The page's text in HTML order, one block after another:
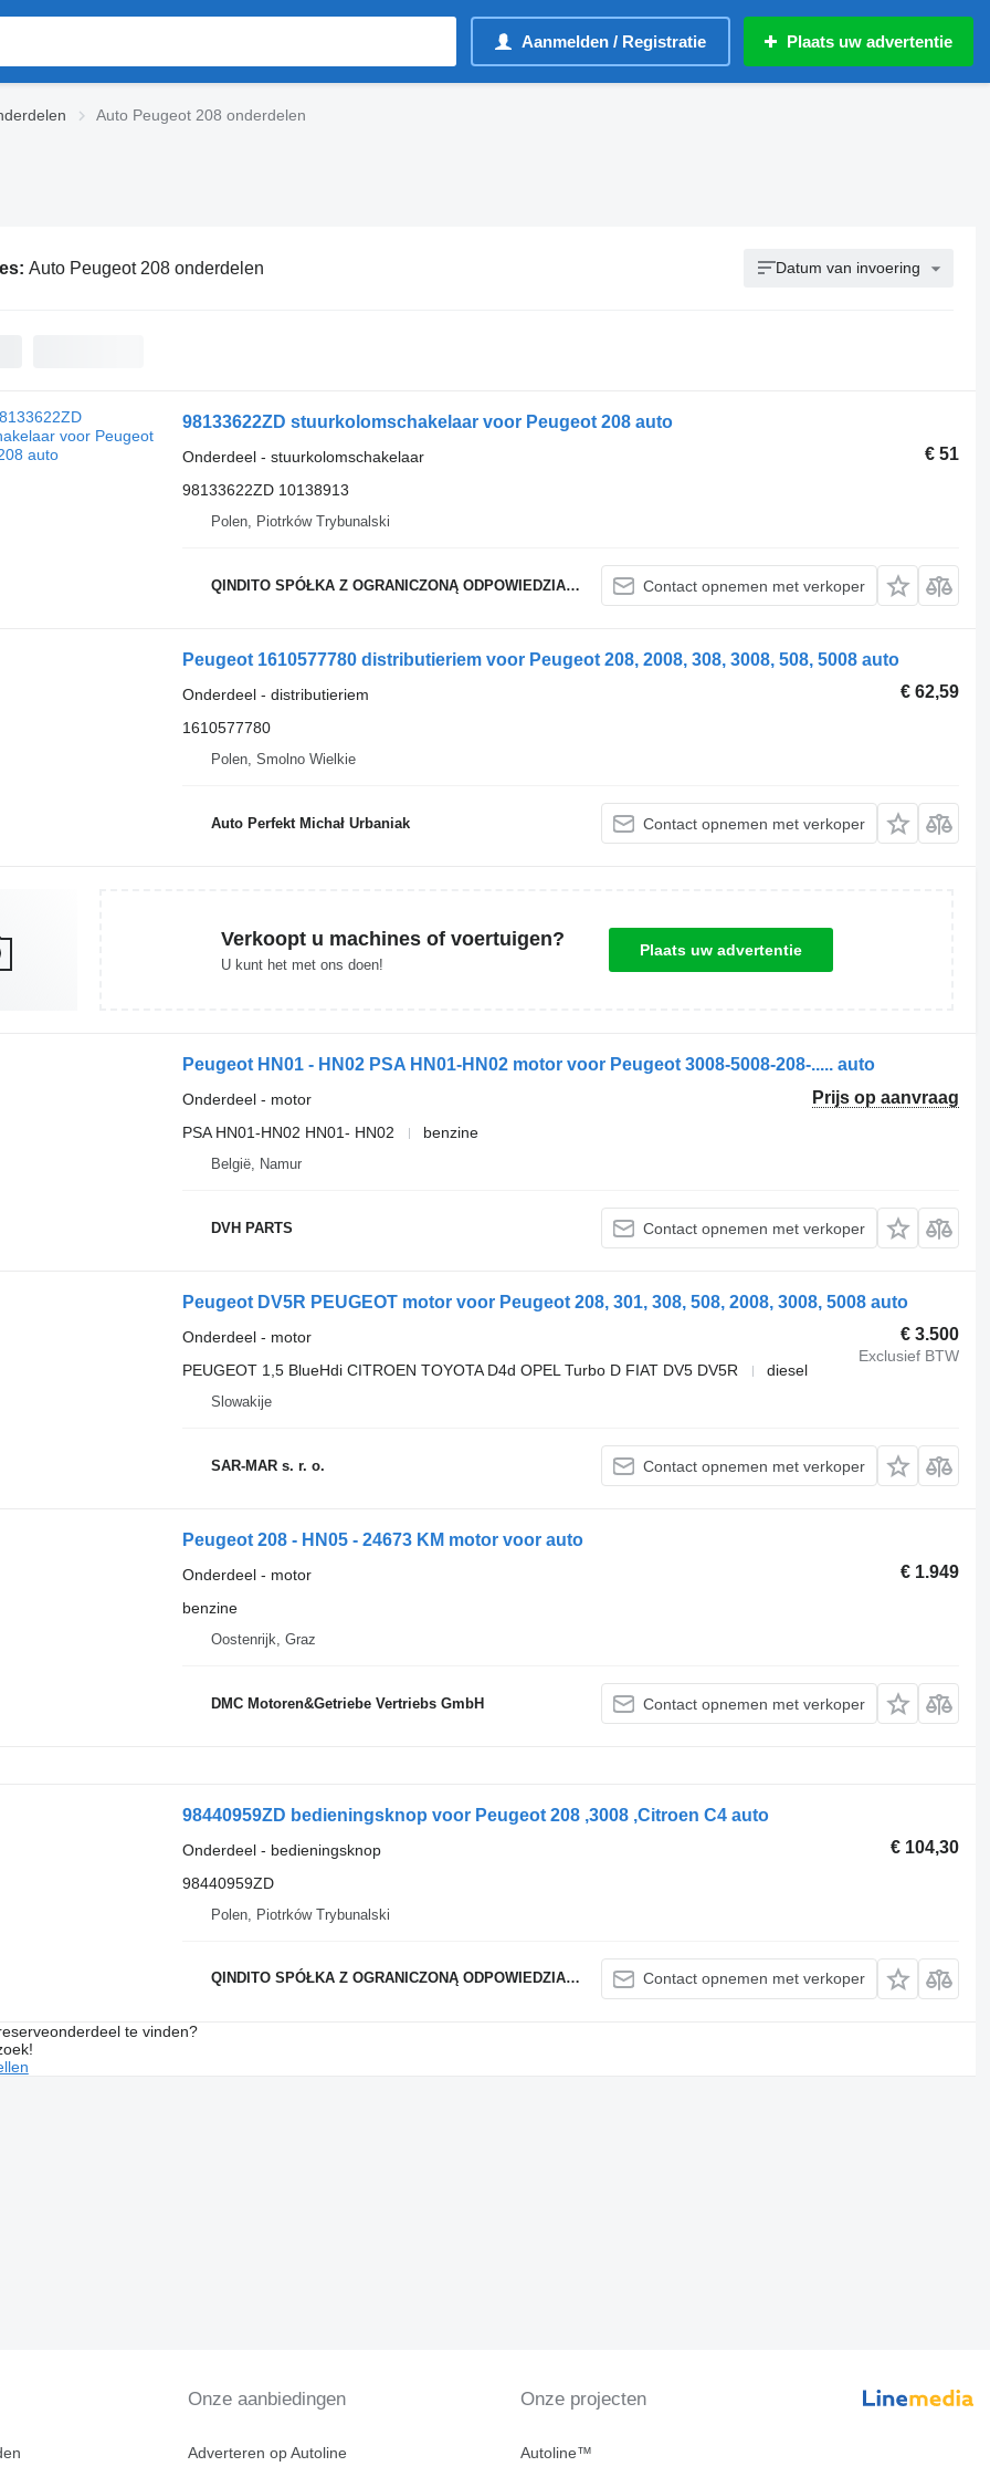
Aanmelden / Registratie Plaats uw advertentie
Auto Peugeot 208 onderdelen
Auto Peugeot 208 onderdelen Datum van invoering
98133622ZD stuurkolomschakelaar voor Peugeot 208 auto
€ 51
Onderdeel - stuurkolomschakelaar
98133622ZD 10138913
Polen, Piotrków Trybunalski
QINDITO SPÓŁKA Z OGRANICZONĄ ODPOWIEDZIALNOŚCIĄ Contact opnemen met verkoper
Peugeot 1610577780 distributieriem voor Peugeot 208, 2008, 308, 3008, 508, 5008 auto
€ 62,59
Onderdeel - distributieriem
1610577780
Polen, Smolno Wielkie
Auto Perfekt Michał Urbaniak Contact opnemen met verkoper
Verkoopt u machines of voertuigen?
U kunt het met ons doen!
Plaats uw advertentie
Peugeot HN01 - HN02 PSA HN01-HN02 motor voor Peugeot 3008-5008-208-..... auto
Prijs op aanvraag
Onderdeel - motor
PSA HN01-HN02 HN01- HN02
benzine
België, Namur
DVH PARTS Contact opnemen met verkoper
Peugeot DV5R PEUGEOT motor voor Peugeot 208, 301, 308, 508, 2008, 3008, 5008 auto
€ 3.500
Exclusief BTW
Onderdeel - motor
PEUGEOT 1,5 BlueHdi CITROEN TOYOTA D4d OPEL Turbo D FIAT DV5 DV5R
diesel
Slowakije
SAR-MAR s. r. o. Contact opnemen met verkoper
Peugeot 208 - HN05 - 24673 KM motor voor auto
€ 1.949
Onderdeel - motor
benzine
Oostenrijk, Graz
DMC Motoren&Getriebe Vertriebs GmbH Contact opnemen met verkoper
98440959ZD bedieningsknop voor Peugeot 208 ,3008 ,Citroen C4 auto
€ 104,30
Onderdeel - bedieningsknop
98440959ZD
Polen, Piotrków Trybunalski
QINDITO SPÓŁKA Z OGRANICZONĄ ODPOWIEDZIALNOŚCIĄ Contact opnemen met verkoper
te vinden?
Onze aanbiedingen
Adverteren op Autoline
Onze projecten
Autoline™